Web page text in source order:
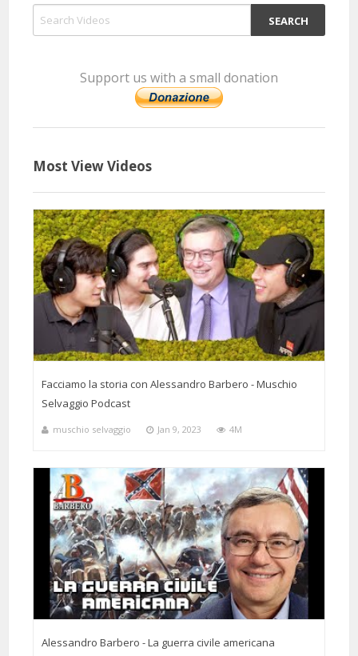
Averlo avuto come insegnante di storia al Liceo!!!
@jettero75Said: 9 Months 16 Days 56 Minutes ago
Quella di Giovanna d'Arco è una storia molto triste che rappresenta
bene la cattiveria e l'intrigo che si annida nell'animo umano.
@Ohnojohn86Said: 8 Months 13 Days 14 Hours 40 Minutes ago
storia incredibile, narrata in maniera altrettanto incredibile
Support us with a small donation
Most View Videos
Facciamo la storia con Alessandro Barbero - Muschio
Selvaggio Podcast
muschio selvaggio Jan 9, 2023 4M
Alessandro Barbero - La guerra civile americana